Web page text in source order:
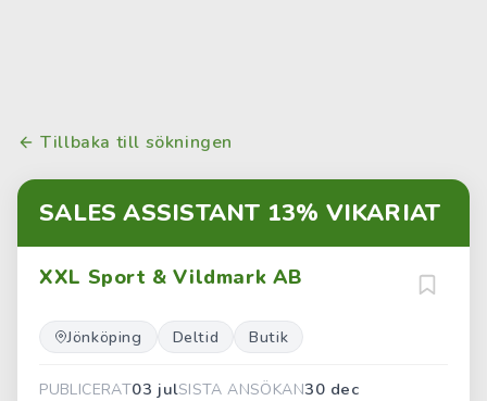
Tillbaka till sökningen
SALES ASSISTANT 13% VIKARIAT
XXL Sport & Vildmark AB
Jönköping Deltid Butik
PUBLICERAT03 julSISTA ANSÖKAN30 dec